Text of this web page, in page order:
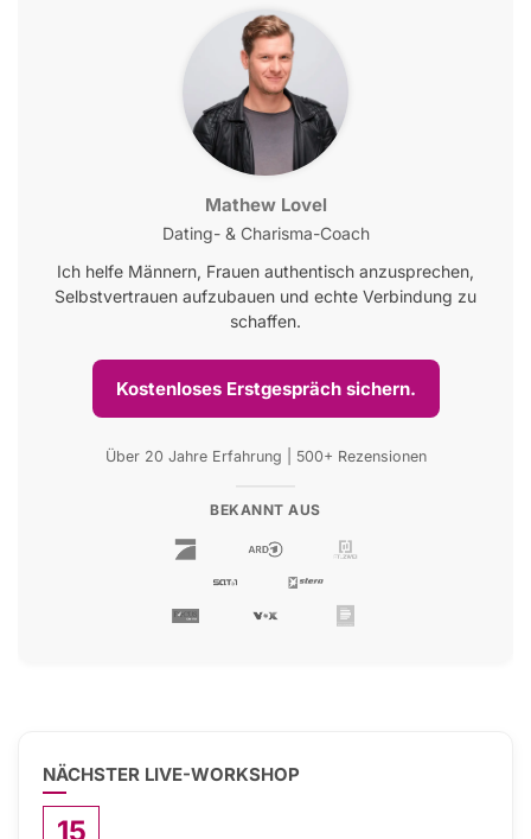
Mathew Lovel
Dating- & Charisma-Coach
Ich helfe Männern, Frauen authentisch anzusprechen,
Selbstvertrauen aufzubauen und echte Verbindung zu
schaffen.
Kostenloses Erstgespräch sichern.
Über 20 Jahre Erfahrung | 500+ Rezensionen
BEKANNT AUS
NÄCHSTER LIVE-WORKSHOP
15